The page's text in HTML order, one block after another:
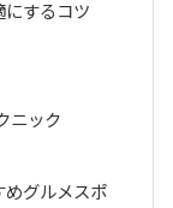
するコツ
ニック
グルメスポ